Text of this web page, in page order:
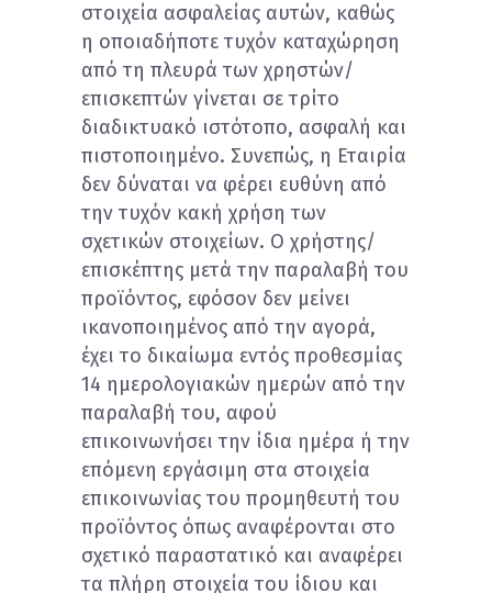
στοιχεία ασφαλείας αυτών, καθώς
η οποιαδήποτε τυχόν καταχώρηση
από τη πλευρά των χρηστών/
επισκεπτών γίνεται σε τρίτο
διαδικτυακό ιστότοπο, ασφαλή και
πιστοποιημένο. Συνεπώς, η Εταιρία
δεν δύναται να φέρει ευθύνη από
την τυχόν κακή χρήση των
σχετικών στοιχείων. Ο χρήστης/
επισκέπτης μετά την παραλαβή του
προϊόντος, εφόσον δεν μείνει
ικανοποιημένος από την αγορά,
έχει το δικαίωμα εντός προθεσμίας
14 ημερολογιακών ημερών από την
παραλαβή του, αφού
επικοινωνήσει την ίδια ημέρα ή την
επόμενη εργάσιμη στα στοιχεία
επικοινωνίας του προμηθευτή του
προϊόντος όπως αναφέρονται στο
σχετικό παραστατικό και αναφέρει
τα πλήρη στοιχεία του ίδιου και